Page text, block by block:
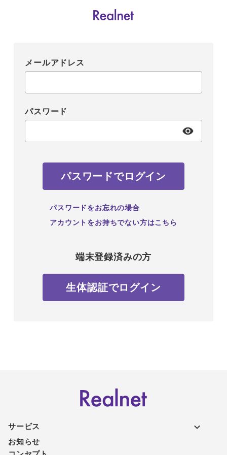
メールアドレス
パスワード
パスワードでログイン
パスワードをお忘れの場合
アカウントをお持ちでない方はこちら
端末登録済みの方
生体認証でログイン
サービス
お知らせ